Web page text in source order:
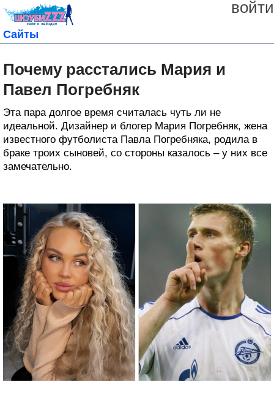
войти
Сайты
Почему расстались Мария и
Павел Погребняк
Эта пара долгое время считалась чуть ли не
идеальной. Дизайнер и блогер Мария Погребняк, жена
известного футболиста Павла Погребняка, родила в
браке троих сыновей, со стороны казалось – у них все
замечательно.